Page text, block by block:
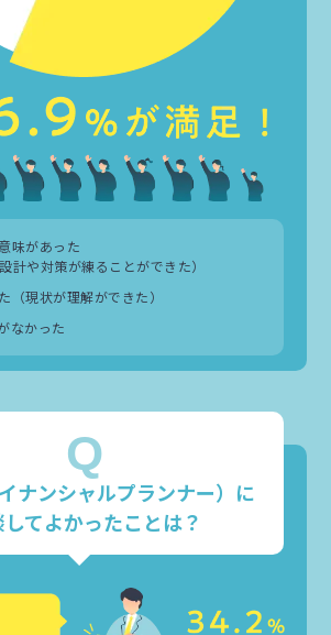
味があった
計や対策が練ることができた）
（現状が理解ができた）
なかった
Q
ナンシャルプランナー）に
てよかったことは？